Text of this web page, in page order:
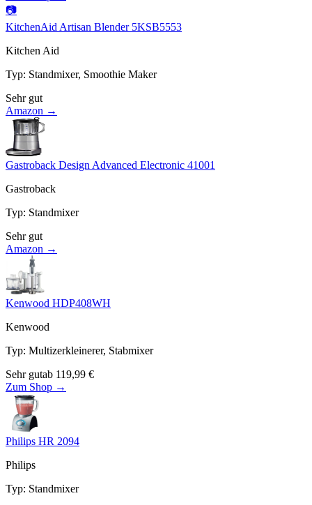
📷
KitchenAid Artisan Blender 5KSB5553
Kitchen Aid
Typ: Standmixer, Smoothie Maker
Sehr gut
Amazon →
Gastroback Design Advanced Electronic 41001
Gastroback
Typ: Standmixer
Sehr gut
Amazon →
Kenwood HDP408WH
Kenwood
Typ: Multizerkleinerer, Stabmixer
Sehr gutab 119,99 €
Zum Shop →
Philips HR 2094
Philips
Typ: Standmixer